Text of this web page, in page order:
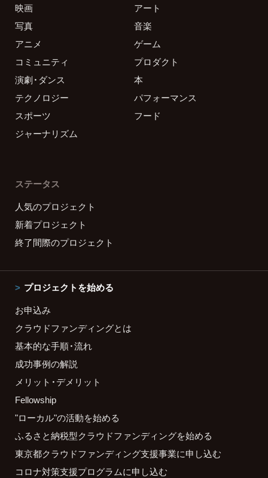
映画
アート
写真
音楽
アニメ
ゲーム
コミュニティ
プロダクト
演劇・ダンス
本
テクノロジー
パフォーマンス
スポーツ
フード
ジャーナリズム
ステータス
人気のプロジェクト
新着プロジェクト
終了間際のプロジェクト
プロジェクトを始める
お申込み
クラウドファンディングとは
基本的な手順・流れ
成功事例の解説
メリット・デメリット
Fellowship
"ローカル"の活動を始める
ふるさと納税型クラウドファンディングを始める
東京都クラウドファンディング支援事業に申し込む
コロナ対策支援プログラムに申し込む